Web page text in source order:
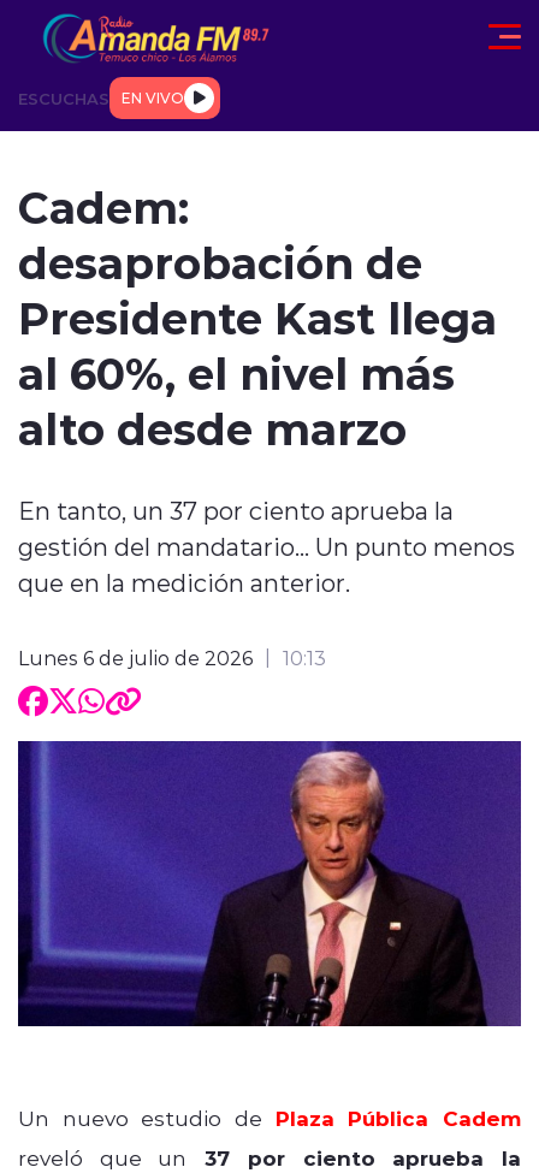
Click acá para ir directamente al contenido
ESCUCHAS EN VIVO
modo claro
Cadem:
desaprobación de
Presidente Kast llega
al 60%, el nivel más
alto desde marzo
En tanto, un 37 por ciento aprueba la
gestión del mandatario... Un punto menos
que en la medición anterior.
Lunes 6 de julio de 2026 10:13
Un nuevo estudio de Plaza Pública Cadem
reveló que un
37 por ciento aprueba la